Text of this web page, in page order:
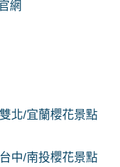
網
北/宜蘭櫻花景點
中/南投櫻花景點